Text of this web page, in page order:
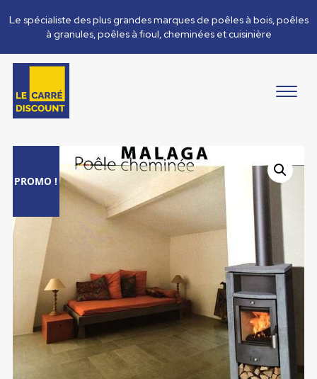
Le spécialiste des plus grandes marques de poêles à bois, poêles
à granules, poêles à fioul, cheminées et cuisinière
PROMO !